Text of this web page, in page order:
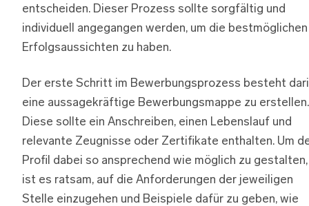
entscheiden. Dieser Prozess sollte sorgfältig und
individuell angegangen werden, um die bestmöglichen
Erfolgsaussichten zu haben.
Der erste Schritt im Bewerbungsprozess besteht
eine aussagekräftige Bewerbungsmappe zu erstellen.
Diese sollte ein Anschreiben, einen Lebenslauf und
relevante Zeugnisse oder Zertifikate enthalten. Um
Profil dabei so ansprechend wie möglich zu gestalten,
ist es ratsam, auf die Anforderungen der jeweiligen
Stelle einzugehen und Beispiele dafür zu geben, wie